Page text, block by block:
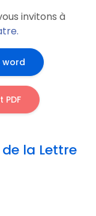
invitons à
word
la Lettre